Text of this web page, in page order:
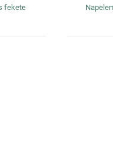
fekete